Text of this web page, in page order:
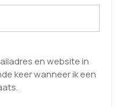
en website in
keer wanneer ik een